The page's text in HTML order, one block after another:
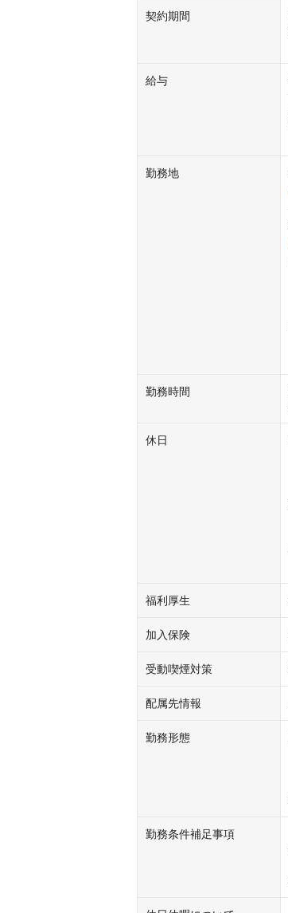
契約期間
給与
勤務地
勤務時間
休日
福利厚生
加入保険
受動喫煙対策
配属先情報
勤務形態
勤務条件補足事項